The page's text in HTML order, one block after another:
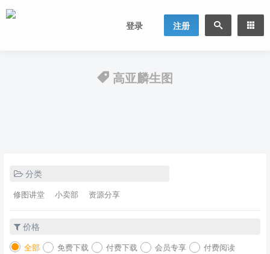
登录 注册
高亚麟生图
分类
修图讲堂 小卖部 资源分享
价格
全部 免费下载 付费下载 会员专享
付费阅读